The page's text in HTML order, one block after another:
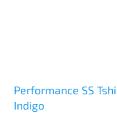
Performance SS
Indigo